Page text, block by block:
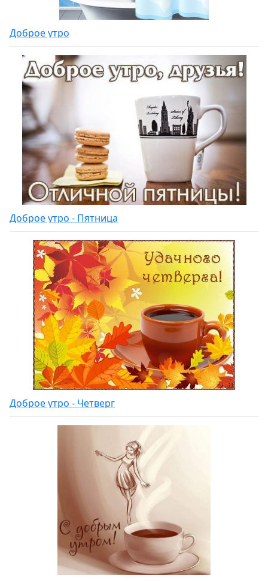
Доброе утро
Доброе утро - Пятница
Доброе утро - Четверг